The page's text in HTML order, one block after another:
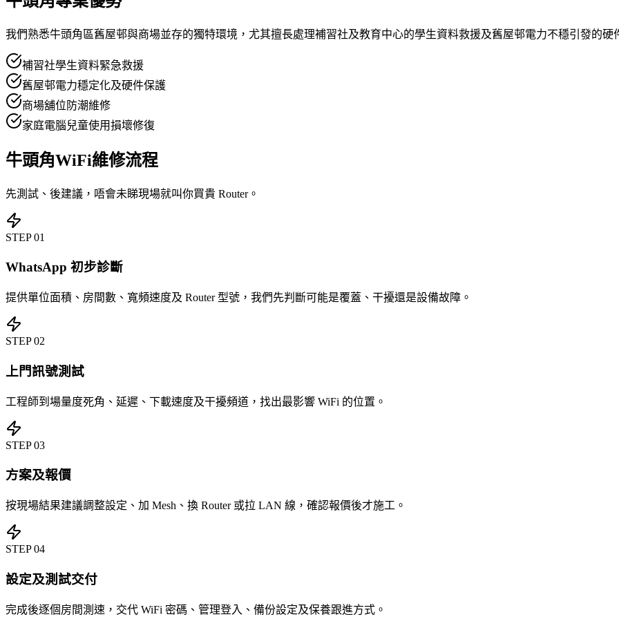
我們熟悉牛頭角區舊屋邨與商場並存的獨特環境，尤其擅長處理補習社及教育中心的學生資料救援及舊屋邨電力不穩引發的硬
補習社學生資料緊急救援
舊屋邨電力穩定化及硬件保護
商場舖位防潮維修
家庭電腦兒童使用損壞修復
牛頭角WiFi維修流程
先測試、後建議，唔會未睇現場就叫你買貴 Router。
STEP01
WhatsApp 初步診斷
提供單位面積、房間數、寬頻速度及 Router 型號，我們先判斷可能是覆蓋、干擾還是設備故障。
STEP02
上門訊號測試
工程師到場量度死角、延遲、下載速度及干擾頻道，找出最影響 WiFi 的位置。
STEP03
方案及報價
按現場結果建議調整設定、加 Mesh、換 Router 或拉 LAN 線，確認報價後才施工。
STEP04
設定及測試交付
完成後逐個房間測速，交代 WiFi 密碼、管理登入、備份設定及保養跟進方式。